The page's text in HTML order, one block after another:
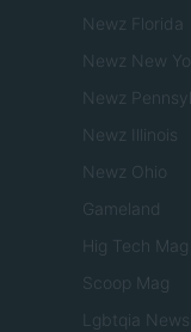
Newz Florida
Newz New
Newz
Newz Illinois
Newz Ohio
Gameland
Hig Tech Mag
Scoop Mag
Lgbtqia News